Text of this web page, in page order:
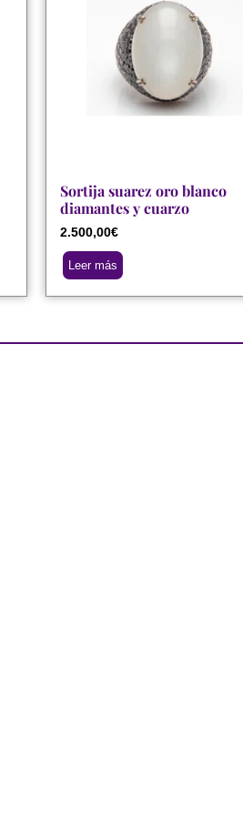
Sortija suarez oro blanco
diamantes y cuarzo
2.500,00€
Leer más